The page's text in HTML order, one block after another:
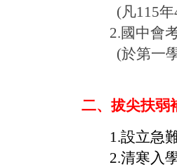
(凡115
2.國中會
(於第一
二、拔尖扶弱
1.設立急
2.清寒入